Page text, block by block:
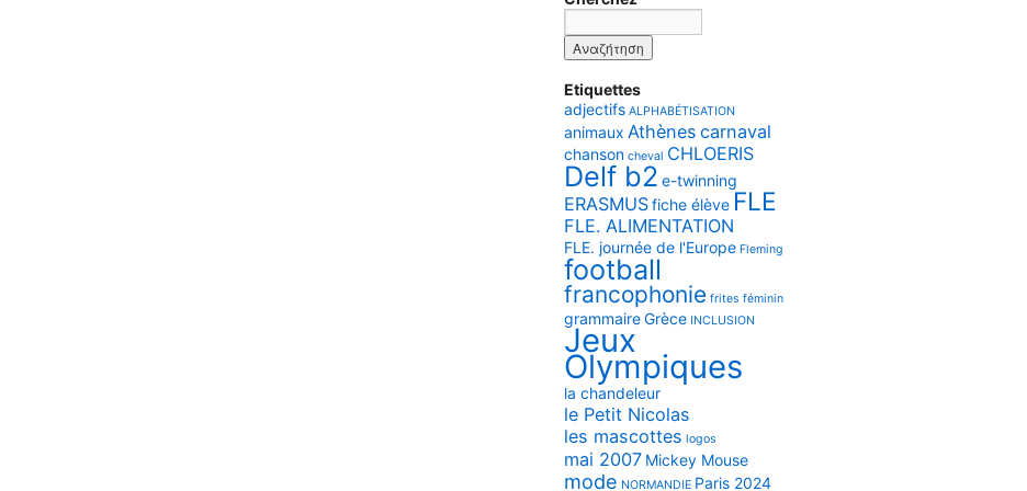
Etiquettes
adjectifs ALPHABÉTISATION
animaux Athènes carnaval
chanson cheval CHLOERIS
Delf b2 e-twinning
ERASMUSfiche élève FLE
FLE. ALIMENTATION
FLE. journée de l'Europe Fleming
football
francophonie frites féminin
grammaireGrèce INCLUSION
Jeux
Olympiques
la chandeleur
le Petit Nicolas
les mascottes logos
mai 2007 Mickey Mouse
mode NORMANDIE Paris 2024